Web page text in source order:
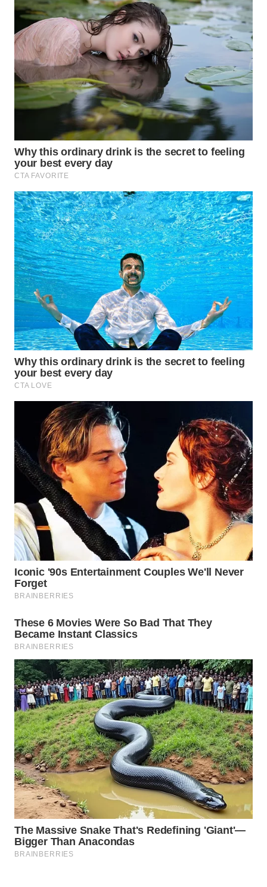
WN
LABUANBAJO
WN
BORNEO
Wahana
WAHANA
NEWS
WAHANA
TANI
WAHANA
ADVOKAT
WAHANA
INFRASTRUKTUR
WAHANA
KONSUMEN
WAHANA
WAHANA
TRAVEL
WAHANA
TV
WAHANANEWS
ID
WAHANANEWS
CO ID
WAHANA
SPORT
WAHANA
UMKM
WAHANA
SELEB
WAHANA
PERSONA
WAHANA
OTOMOTIF